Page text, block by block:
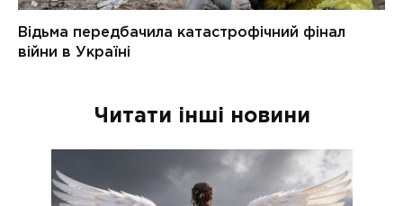
Читати інші новини